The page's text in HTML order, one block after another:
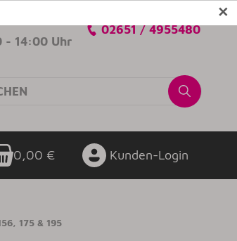
✕
- 14:00 Uhr
02651 / 4955480
0,00 € Kunden-Login
175 & 195